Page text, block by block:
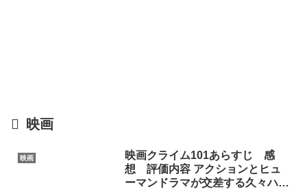
映画
映画
映画クライム101あらすじ 感
想 評価内容 アクションとヒュ
ーマンドラマが交差する久々ハ